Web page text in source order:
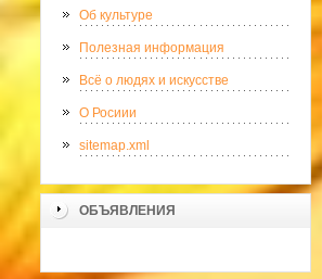
Об культуре
Полезная информация
Всё о людях и искусстве
О Росиии
sitemap.xml
ОБЪЯВЛЕНИЯ